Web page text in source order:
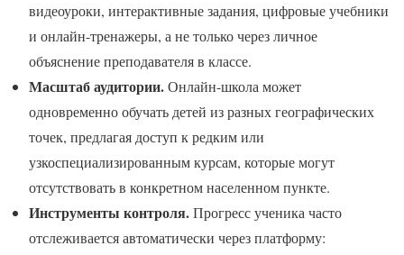
видеоуроки, интерактивные задания, цифровые учебники
и онлайн-тренажеры, а не только через личное
объяснение преподавателя в классе.
Масштаб аудитории.Онлайн-школа может
одновременно обучать детей из разных географических
точек, предлагая доступ к редким или
узкоспециализированным курсам, которые могут
отсутствовать в конкретном населенном пункте.
Инструменты контроля.Прогресс ученика часто
отслеживается автоматически через платформу: